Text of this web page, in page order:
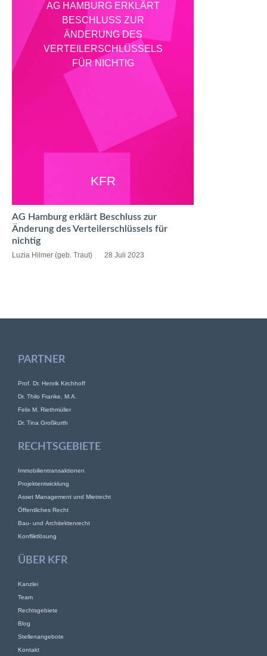
AG HAMBURG ERKLÄRT
BESCHLUSS ZUR
ÄNDERUNG DES
VERTEILERSCHLÜSSELS
FÜR NICHTIG
KFR
AG Hamburg erklärt Beschluss zur
Änderung des Verteilerschlüssels für
nichtig
Luzia Hilmer (geb. Traut) 28 Juli 2023
PARTNER
Prof. Dr. Henrik Kirchhoff
Dr. Thilo Franke, M.A.
Felix M. Riethmüller
Dr. Tina Großkurth
RECHTSGEBIETE
Immobilientransaktionen
Projektentwicklung
Asset Management und Mietrecht
Öffentliches Recht
Bau- und Architektenrecht
Konfliktlösung
ÜBER KFR
Kanzlei
Team
Rechtsgebiete
Blog
Stellenangebote
Kontakt